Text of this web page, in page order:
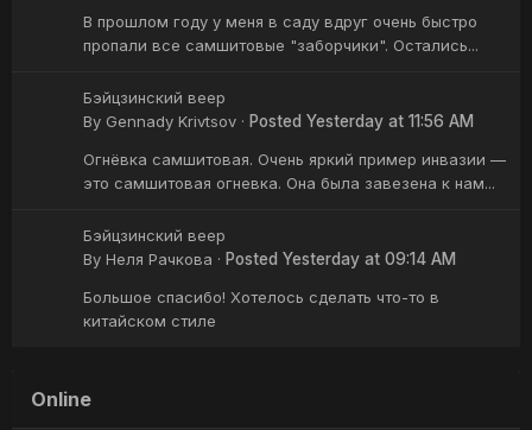
В прошлом году у меня в саду вдруг очень быстро
пропали все самшитовые "заборчики". Остались...
Бэйцзинский веер
By Gennady Krivtsov · Posted Yesterday at 11:56 AM
Огнёвка самшитовая. Очень яркий пример инвазии —
это самшитовая огневка. Она была завезена к нам...
Бэйцзинский веер
By Неля Рачкова · Posted Yesterday at 09:14 AM
Большое спасибо! Хотелось сделать что-то в
китайском стиле
Online